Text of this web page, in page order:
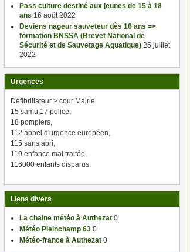
Pass culture destiné aux jeunes de 15 à 18
ans 16 août 2022
Deviens nageur sauveteur dès 16 ans =>
formation BNSSA (Brevet National de
Sécurité et de Sauvetage Aquatique) 25 juillet
2022
Urgences
Défibrillateur > cour Mairie
15 samu,17 police,
18 pompiers,
112 appel d'urgence européen,
115 sans abri,
119 enfance mal traitée,
116000 enfants disparus.
Liens divers
La chaine météo à Authezat 0
Météo Pleinchamp 63 0
Météo-france à Authezat 0